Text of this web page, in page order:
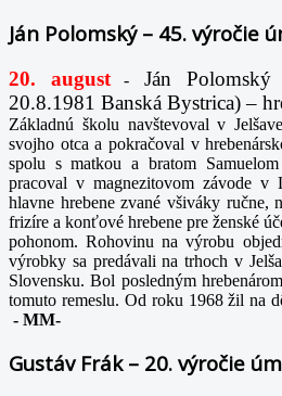
Ján Polomský – 45. výročie
20. august-
Ján
20.8.1981 Banská Bystrica) –
Základnú školu navštevoval v
svojho otca a pokračoval v
spolu s matkou a bratom
pracoval v magnezitovom závode v
hlavne hrebene zvané všiváky ručne,
frizíre a konťové hrebene pre ženské
pohonom. Rohovinu na výrobu
výrobky sa predávali na trhoch v
Slovensku. Bol posledným
tomuto remeslu. Od roku 1968 žil na
- MM-
Gustáv Frák – 20. výročie